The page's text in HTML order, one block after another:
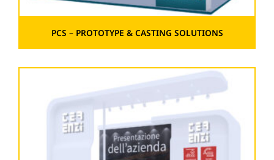
PCS – PROTOTYPE & CASTING SOLUTIONS